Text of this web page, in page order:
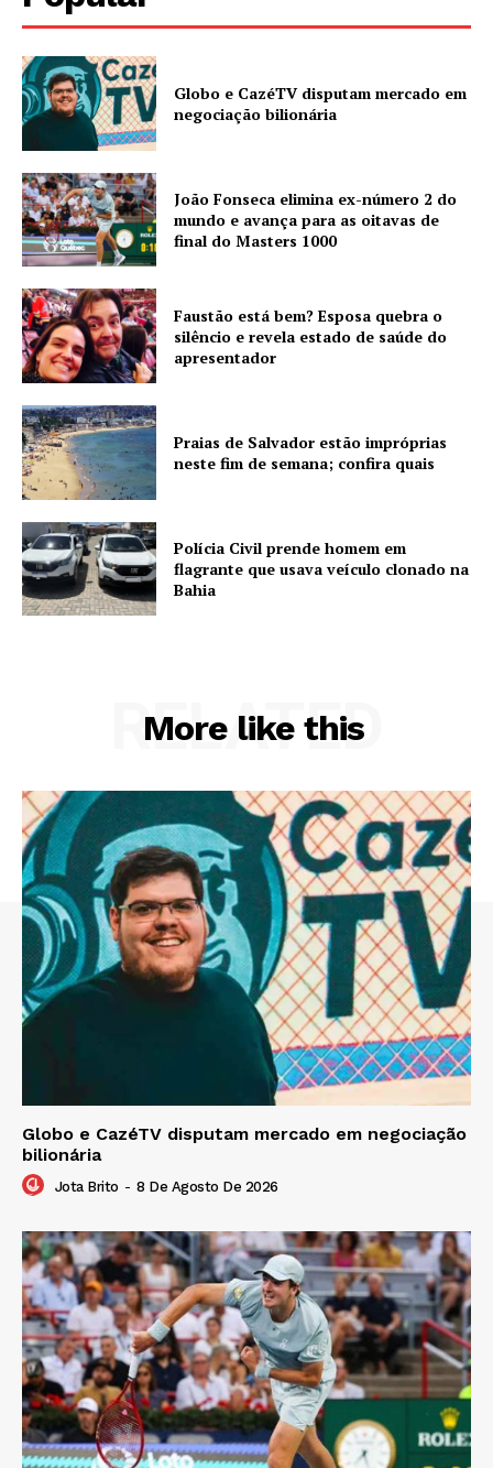
Globo e CazéTV disputam mercado em
negociação bilionária
João Fonseca elimina ex-número 2 do
mundo e avança para as oitavas de
final do Masters 1000
Faustão está bem? Esposa quebra o
silêncio e revela estado de saúde do
apresentador
Praias de Salvador estão impróprias
neste fim de semana; confira quais
Polícia Civil prende homem em
flagrante que usava veículo clonado na
Bahia
More like this
RELATED
Globo e CazéTV disputam mercado em negociação
bilionária
Jota Brito - 8 De Agosto De 2026